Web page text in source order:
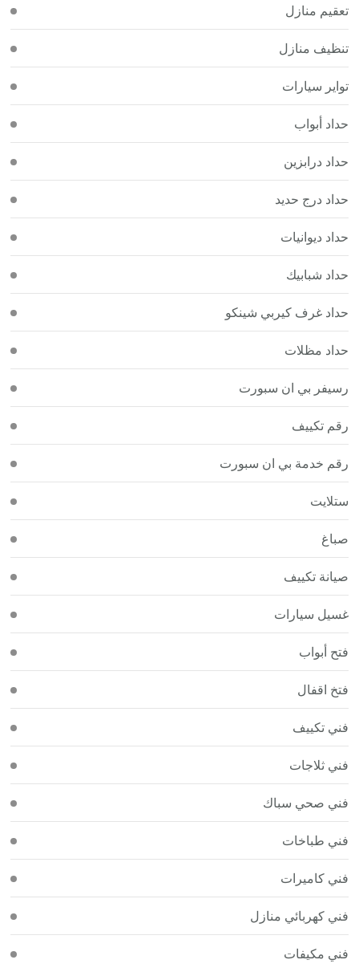
تعقيم منازل
تنظيف منازل
تواير سيارات
حداد أبواب
حداد درابزين
حداد درج حديد
حداد ديوانيات
حداد شبابيك
حداد غرف كيربي شينكو
حداد مظلات
رسيفر بي ان سبورت
رقم تكييف
رقم خدمة بي ان سبورت
ستلايت
صباغ
صيانة تكييف
غسيل سيارات
فتح أبواب
فتخ اقفال
فني تكييف
فني ثلاجات
فني صحي سباك
فني طباخات
فني كاميرات
فني كهربائي منازل
فني مكيفات